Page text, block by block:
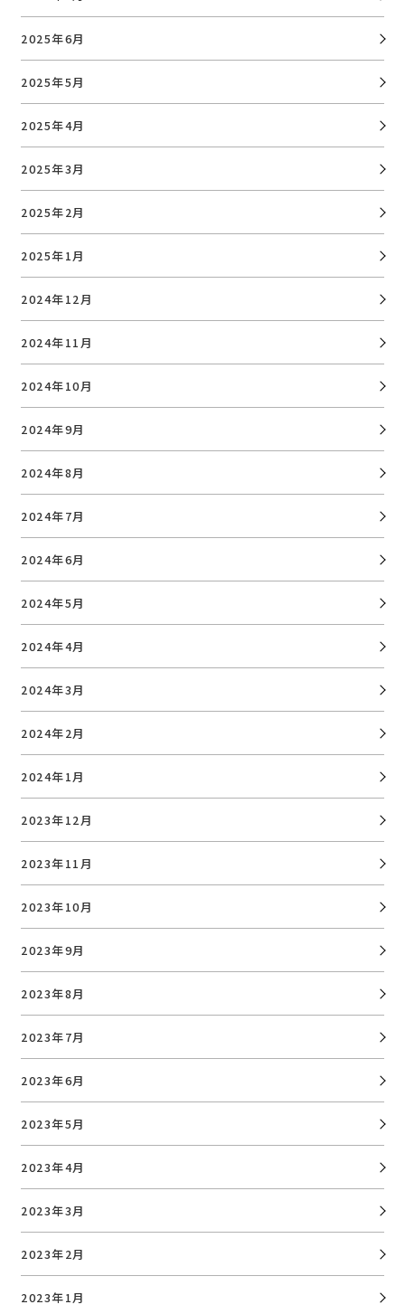
2025年6月
2025年5月
2025年4月
2025年3月
2025年2月
2025年1月
2024年12月
2024年11月
2024年10月
2024年9月
2024年8月
2024年7月
2024年6月
2024年5月
2024年4月
2024年3月
2024年2月
2024年1月
2023年12月
2023年11月
2023年10月
2023年9月
2023年8月
2023年7月
2023年6月
2023年5月
2023年4月
2023年3月
2023年2月
2023年1月